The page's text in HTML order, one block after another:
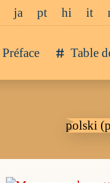
ja pt hi it
Préface Table
polski